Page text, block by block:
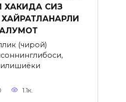
ХАКИДА СИЗ
(чирой)
1.1к.